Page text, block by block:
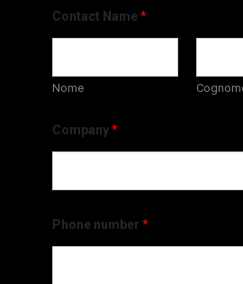
Contact Name *
Nome
Company*
Phone number *